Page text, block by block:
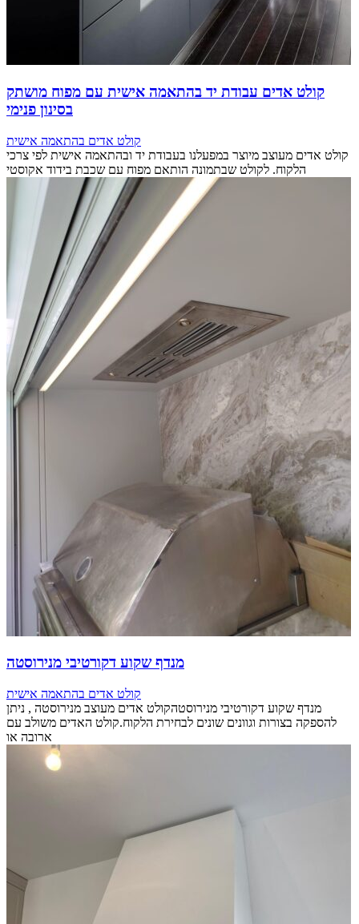
קולט אדים עבודת יד בהתאמה אישית עם מפוח מושתק
בסינון פנימי
קולט אדים בהתאמה אישית
קולט אדים מעוצב מיוצר במפעלנו בעבודת יד ובהתאמה אישית לפי צרכי
הלקוח. לקולט שבתמונה הותאם מפוח עם שכבת בידוד אקוסטי
מנדף שקוע דקורטיבי מנירוסטה
קולט אדים בהתאמה אישית
מנדף שקוע דקורטיבי מנירוסטהקולט אדים מעוצב מנירוסטה , ניתן
להספקה בצורות וגוונים שונים לבחירת הלקוח.קולט האדים משולב עם
ארובה או